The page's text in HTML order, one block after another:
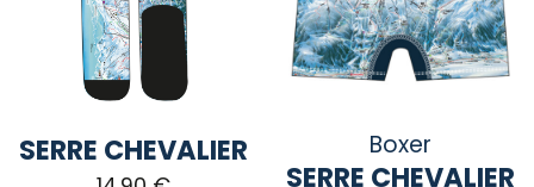
SERRE CHEVALIER Boxer
SERRE CHEVALIER